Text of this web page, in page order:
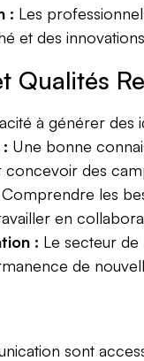
: Les
et des
Qualités
à générer des
Une bonne
concevoir des
Comprendre les
en
: Le secteur
de
sont